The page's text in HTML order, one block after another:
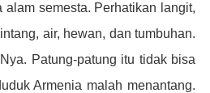
semesta. Perhatikan langit,
air, hewan, dan tumbuhan.
Patung-patung itu tidak bisa
Armenia malah menantang.